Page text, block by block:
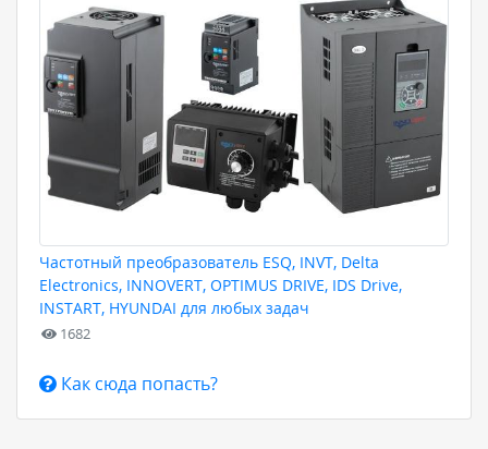
Частотный преобразователь ESQ, INVT, Delta
Electronics, INNOVERT, OPTIMUS DRIVE, IDS Drive,
INSTART, HYUNDAI для любых задач
1682
Как сюда попасть?